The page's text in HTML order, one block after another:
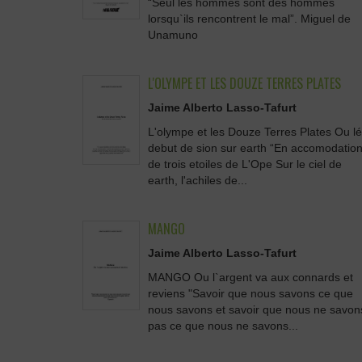
lorsqu`ils rencontrent le mal”. Miguel de
Unamuno
L'OLYMPE ET LES DOUZE TERRES PLATES
Jaime Alberto Lasso-Tafurt
L'olympe et les Douze Terres Plates Ou lé
debut de sion sur earth “En accomodation
de trois etoiles de L'Ope Sur le ciel de
earth, l'achiles de...
MANGO
Jaime Alberto Lasso-Tafurt
MANGO Ou l`argent va aux connards et
reviens "Savoir que nous savons ce que
nous savons et savoir que nous ne
pas ce que nous ne savons...